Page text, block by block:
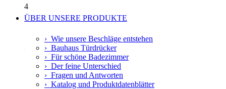
4
ÜBER UNSERE PRODUKTE
› Wie unsere Beschläge entstehen
› Bauhaus Türdrücker
› Für schöne Badezimmer
› Der feine Unterschied
› Fragen und Antworten
› Katalog und Produktdatenblätter